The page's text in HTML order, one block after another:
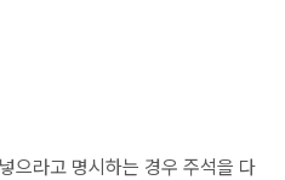
으라고 명시하는 경우 주석을 다